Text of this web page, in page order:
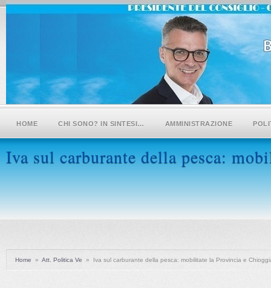
HOME CHI SONO? IN SINTESI… AMMINISTRAZIONE
Iva sul carburante della pesca:
Home » Att. Politica Ve » Iva sul carburante della pesca: mobilitate la Provincia e